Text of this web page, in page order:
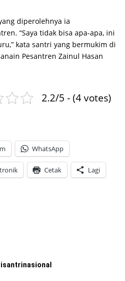
diperolehnya ia
“Saya tidak bisa apa-apa, ini
kata santri yang bermukim di
Pesantren Zainul Hasan
2.2/5 - (4 votes)
WhatsApp
Cetak Lagi